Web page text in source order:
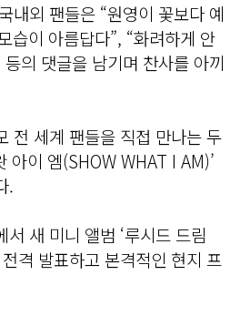
내외 팬들은 “원영이 꽃보다 예
습이 아름답다”, “화려하게 안
의 댓글을 남기며 찬사를 아끼
전 세계 팬들을 직접 만나는 두
아이 엠(SHOW WHAT I AM)’
.
새 미니 앨범 ‘루시드 드림
격 발표하고 본격적인 현지 프